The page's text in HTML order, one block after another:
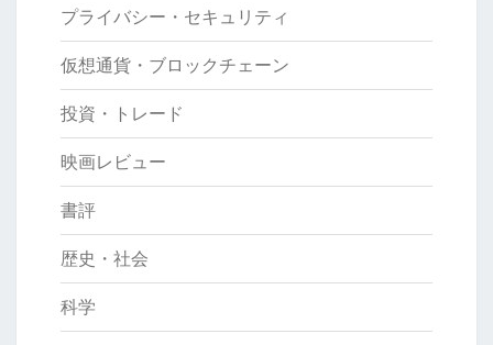
プライバシー・セキュリティ
仮想通貨・ブロックチェーン
投資・トレード
映画レビュー
書評
歴史・社会
科学